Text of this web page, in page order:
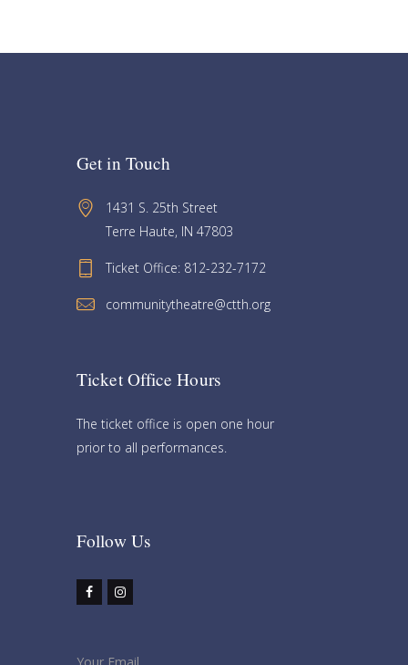
Get in Touch
1431 S. 25th Street
Terre Haute, IN 47803
Ticket Office: 812-232-7172
communitytheatre@ctth.org
Ticket Office Hours​
The ticket office is open one hour
prior to all performances.
Follow Us​